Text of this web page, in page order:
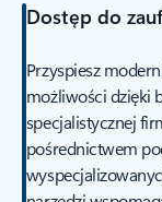
Dostęp do
Przyspiesz
możliwości dzięki
specjalistycznej
pośrednictwem